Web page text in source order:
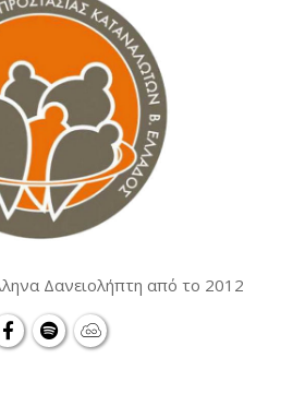
Δανειολήπτη από το 2012